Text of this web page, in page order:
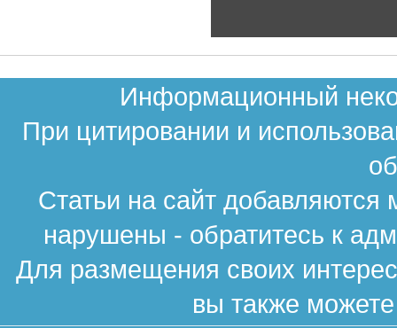
Информационный
При цитировании и
Статьи на сайт
нарушены - обратитесь к
Для размещения своих
вы также